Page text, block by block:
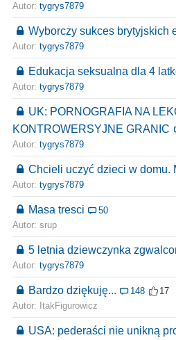
Autor: tygrys7879
Wyborczy sukces brytyjskich
Autor: tygrys7879
Edukacja seksualna dla 4
Autor: tygrys7879
UK: PORNOGRAFIA NA
KONTROWERSYJNE GRANIC
Autor: tygrys7879
Chcieli uczyć dzieci w domu.
Autor: tygrys7879
Masa tresci
50
Autor: srup
5 letnia dziewczynka
Autor: tygrys7879
Bardzo dziękuję... 148
17
Autor: ItakFigurowicz
USA: pederaści nie unikną